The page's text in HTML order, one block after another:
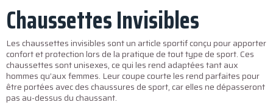
Chaussettes Invisibles
Les chaussettes invisibles sont un article sportif conçu pour apporter
confort et protection lors de la pratique de tout type de sport. Ces
chaussettes sont unisexes, ce qui les rend adaptées tant aux
hommes qu’aux femmes. Leur coupe courte les rend parfaites pour
être portées avec des chaussures de sport, car elles ne dépasseront
pas au-dessus du chaussant.